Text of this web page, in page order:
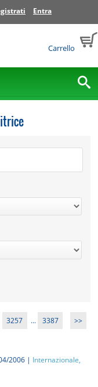
Entra
Carrello
3257 ... 3387 >>
2006 | Internazionale,